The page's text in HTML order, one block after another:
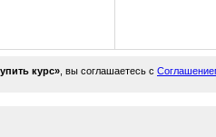
курс» , вы соглашаетесь с